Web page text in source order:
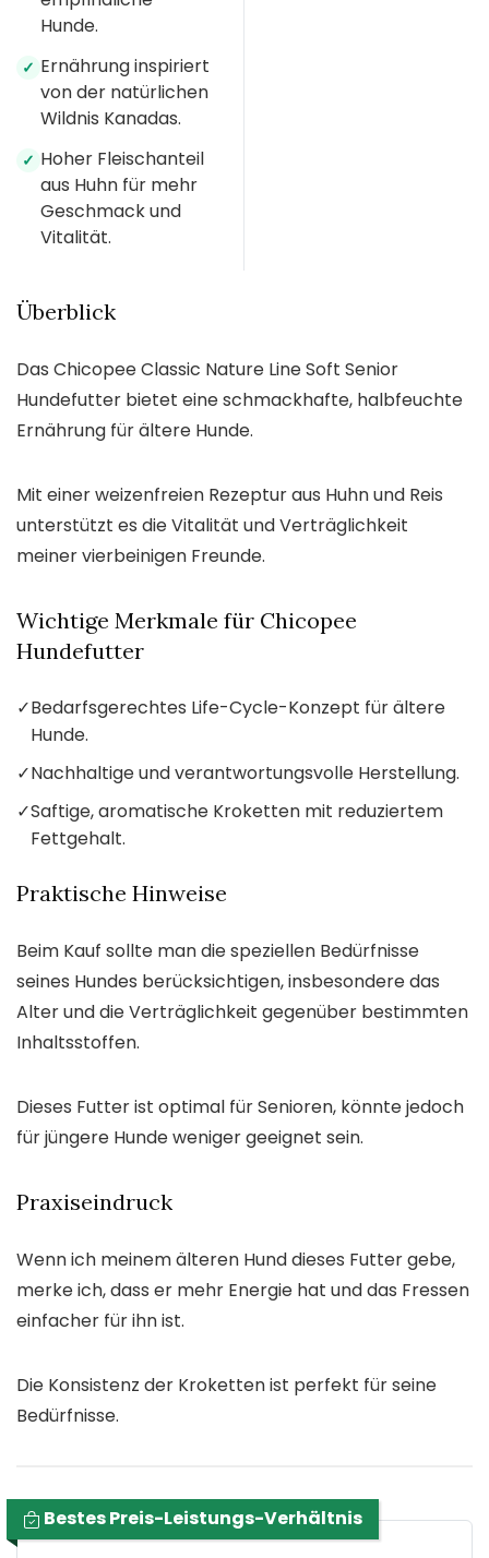
Hunde.
✓ Ernährung inspiriert
von der natürlichen
Wildnis Kanadas.
✓ Hoher Fleischanteil
aus Huhn für mehr
Geschmack und
Vitalität.
Überblick
Das Chicopee Classic Nature Line Soft Senior
Hundefutter bietet eine schmackhafte, halbfeuchte
Ernährung für ältere Hunde.
Mit einer weizenfreien Rezeptur aus Huhn und Reis
unterstützt es die Vitalität und Verträglichkeit
meiner vierbeinigen Freunde.
Wichtige Merkmale für Chicopee
Hundefutter
✓Bedarfsgerechtes Life-Cycle-Konzept für ältere
Hunde.
✓Nachhaltige und verantwortungsvolle Herstellung.
✓Saftige, aromatische Kroketten mit reduziertem
Fettgehalt.
Praktische Hinweise
Beim Kauf sollte man die speziellen Bedürfnisse
seines Hundes berücksichtigen, insbesondere das
Alter und die Verträglichkeit gegenüber bestimmten
Inhaltsstoffen.
Dieses Futter ist optimal für Senioren, könnte jedoch
für jüngere Hunde weniger geeignet sein.
Praxiseindruck
Wenn ich meinem älteren Hund dieses Futter gebe,
merke ich, dass er mehr Energie hat und das Fressen
einfacher für ihn ist.
Die Konsistenz der Kroketten ist perfekt für seine
Bedürfnisse.
Bestes Preis-Leistungs-Verhältnis